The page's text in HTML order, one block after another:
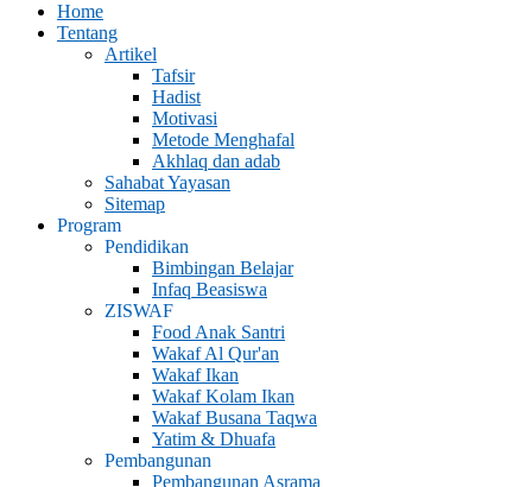
Home
Tentang
Artikel
Tafsir
Hadist
Motivasi
Metode Menghafal
Akhlaq dan adab
Sahabat Yayasan
Sitemap
Program
Pendidikan
Bimbingan Belajar
Infaq Beasiswa
ZISWAF
Food Anak Santri
Wakaf Al Qur'an
Wakaf Ikan
Wakaf Kolam Ikan
Wakaf Busana Taqwa
Yatim & Dhuafa
Pembangunan
Pembangunan Asrama